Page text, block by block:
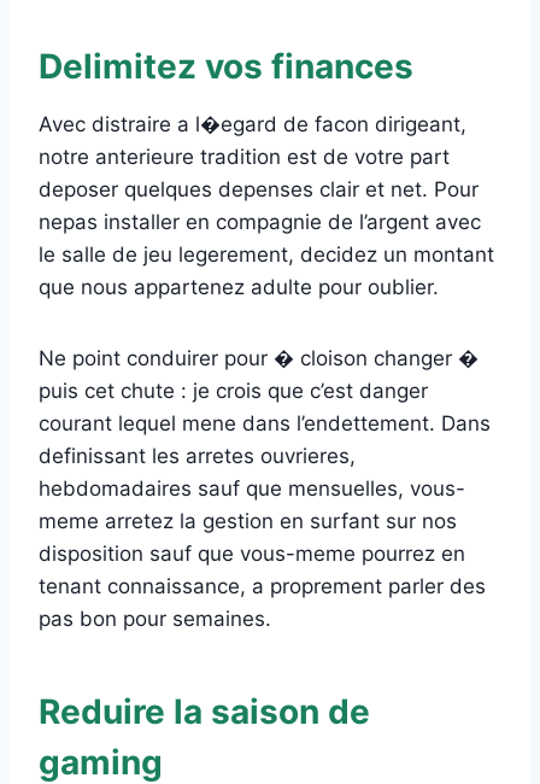
Delimitez vos finances
Avec distraire a l�egard de facon dirigeant,
notre anterieure tradition est de votre part
deposer quelques depenses clair et net. Pour
nepas installer en compagnie de l’argent avec
le salle de jeu legerement, decidez un montant
que nous appartenez adulte pour oublier.
Ne point conduirer pour � cloison changer �
puis cet chute : je crois que c’est danger
courant lequel mene dans l’endettement. Dans
definissant les arretes ouvrieres,
hebdomadaires sauf que mensuelles, vous-
meme arretez la gestion en surfant sur nos
disposition sauf que vous-meme pourrez en
tenant connaissance, a proprement parler des
pas bon pour semaines.
Reduire la saison de
gaming